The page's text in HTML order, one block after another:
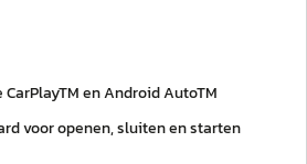
en Android AutoTM
voor openen, sluiten en starten